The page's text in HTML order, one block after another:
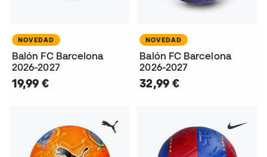
NOVEDAD
Balón FC Barcelona
2026-2027
19,99 €
NOVEDAD
Balón FC Barcelona
2026-2027
32,99 €